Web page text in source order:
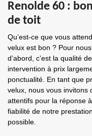
Renolde 60 :
de toit
Qu’est-ce que vous
velux est bon ? Pour
d’abord, c’est la qualité
intervention à prix
ponctualité. En tant que
velux, nous vous invitons
attentifs pour la réponse
fiabilité de notre
possible.